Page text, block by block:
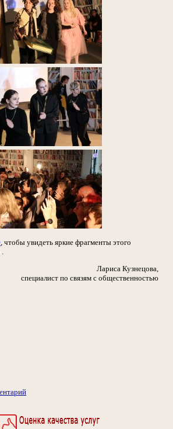
, чтобы увидеть яркие фрагменты этого
.
Лариса Кузнецова,
специалист по связям с общественностью